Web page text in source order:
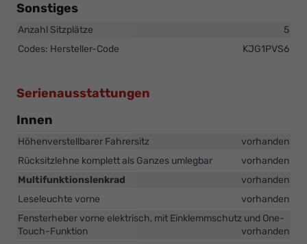
Sonstiges
Anzahl Sitzplätze
5
Codes: Hersteller-Code
KJG1PVS6
Serienausstattungen
Innen
Höhenverstellbarer Fahrersitz
vorhanden
Rücksitzlehne komplett als Ganzes umlegbar
vorhanden
Multifunktionslenkrad
vorhanden
Leseleuchte vorne
vorhanden
Fensterheber vorne elektrisch, mit Einklemmschutz und One-
Touch-Funktion
vorhanden